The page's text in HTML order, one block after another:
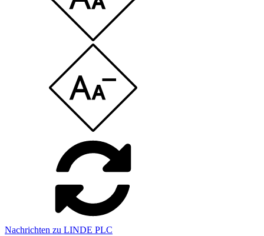
Nachrichten zu LINDE PLC